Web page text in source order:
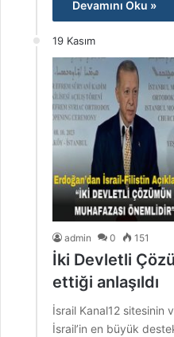
Devamını Oku »
19 Kasım
admin 0 151
İki Devletli
ettiği anlaşıldı
İsrail Kanal12 sitesinin
İsrail’in en büyük